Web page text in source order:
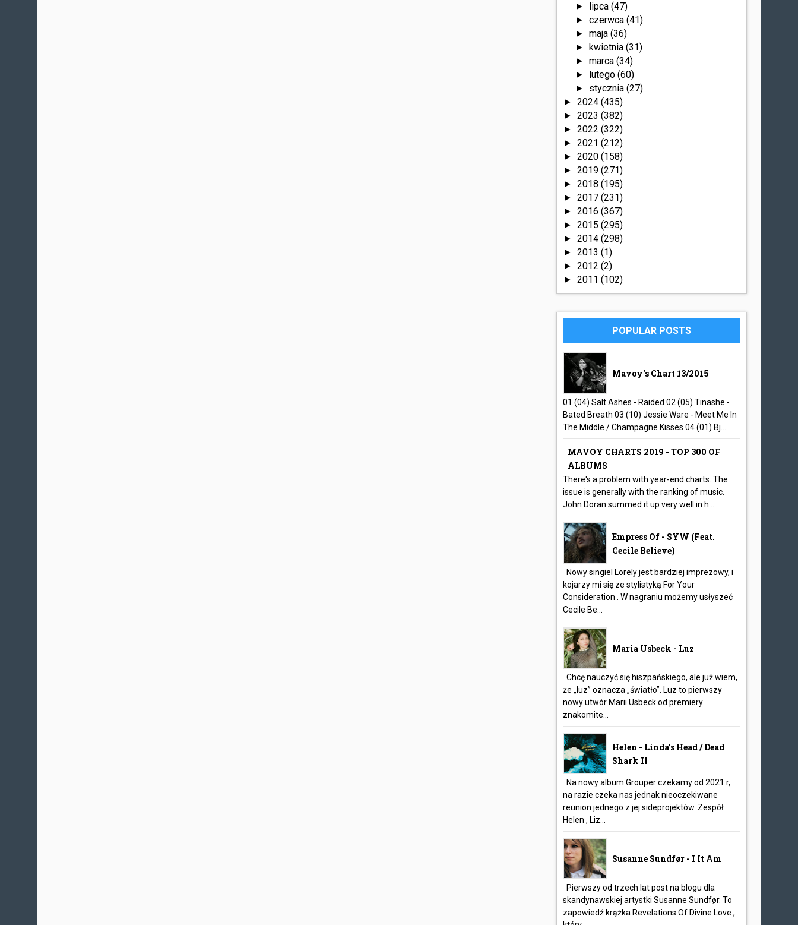
► lipca (47)
► czerwca (41)
► maja (36)
► kwietnia (31)
► marca (34)
► lutego (60)
► stycznia (27)
►2024(435)
►2023(382)
►2022(322)
►2021(212)
►2020(158)
►2019(271)
►2018(195)
►2017(231)
►2016(367)
►2015(295)
►2014(298)
►2013(1)
►2012(2)
►2011(102)
POPULAR POSTS
Mavoy's Chart 13/2015
01 (04) Salt Ashes - Raided 02 (05) Tinashe -
Bated Breath 03 (10) Jessie Ware - Meet Me In
The Middle / Champagne Kisses 04 (01) Bj...
MAVOY CHARTS 2019 - TOP 300 OF
ALBUMS
There's a problem with year-end charts. The
issue is generally with the ranking of music.
John Doran summed it up very well in h...
Empress Of - SYW (feat.
Cecile Believe)
Nowy singiel Lorely jest bardziej imprezowy, i
kojarzy mi się ze stylistyką For Your
Consideration . W nagraniu możemy usłyszeć
Cecile Be...
Maria Usbeck - Luz
Chcę nauczyć się hiszpańskiego, ale już wiem,
że „luz” oznacza „światło”. Luz to pierwszy
nowy utwór Marii Usbeck od premiery
znakomite...
Helen - Linda’s Head / Dead
Shark II
Na nowy album Grouper czekamy od 2021 r,
na razie czeka nas jednak nieoczekiwane
reunion jednego z jej sideprojektów. Zespół
Helen , Liz...
Susanne Sundfør - I It Am
Pierwszy od trzech lat post na blogu dla
skandynawskiej artystki Susanne Sundfør. To
zapowiedź krążka Revelations Of Divine Love ,